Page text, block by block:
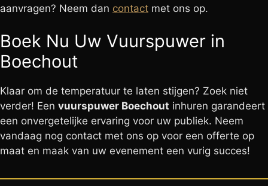
aanvragen? Neem dan contact met ons op.
Boek Nu Uw Vuurspuwer in
Boechout
Klaar om de temperatuur te laten stijgen? Zoek niet
verder! Een vuurspuwer Boechout inhuren garandeert
een onvergetelijke ervaring voor uw publiek. Neem
vandaag nog contact met ons op voor een offerte op
maat en maak van uw evenement een vurig succes!